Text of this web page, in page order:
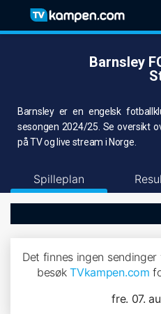
Barnsley
Barnsley er en engelsk
sesongen 2024/25. Se oversikt
på TV og live stream i Norge.
Spilleplan
Det finnes ingen
besøkTVkampen.com
fre. 07.